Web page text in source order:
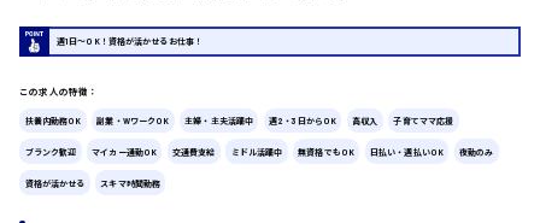
製造・軽作業・物流系
組立、加工
ピッキング・仕分け
広島市東区
週1日〜OK！資格が活かせるお仕事！
この求人の特徴：
扶養内勤務OK 副業・WワークOK 主婦・主夫活躍中 週2・3日からOK 高収入 子育てママ応援
ブランク歓迎 マイカー通勤OK 交通費支給 ミドル活躍中 無資格でもOK 日払い・週払いOK 夜勤のみ
資格が活かせる スキマ時間勤務